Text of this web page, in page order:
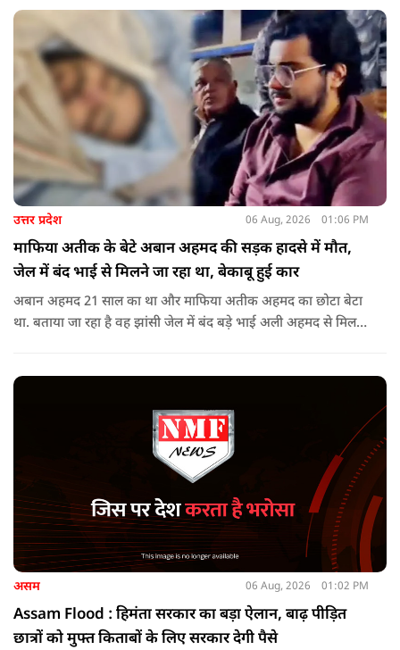
उत्तर प्रदेश 06 Aug, 2026 01:06 PM
माफिया अतीक के बेटे अबान अहमद की सड़क हादसे में मौत,
जेल में बंद भाई से मिलने जा रहा था, बेकाबू हुई कार
अबान अहमद 21 साल का था और माफिया अतीक अहमद का छोटा बेटा
था. बताया जा रहा है वह झांसी जेल में बंद बड़े भाई अली अहमद से मिलने
असम 06 Aug, 2026 01:02 PM
Assam Flood : हिमंता सरकार का बड़ा ऐलान, बाढ़ पीड़ित
छात्रों को मुफ्त किताबों के लिए सरकार देगी पैसे